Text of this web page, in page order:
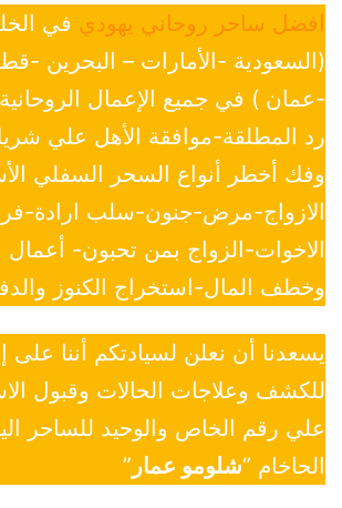
افضل ساحر روحاني يهودي في
(السعودية -الأمارات – البحرين -
-عمان ) في جميع الإعمال
رد المطلقة-موافقة الأهل علي
وفك أخطر أنواع السحر السفلي
الازواج-مرض-جنون-سلب ارادة-
الاخوات-الزواج بمن تحبون- أعمال
وخطف المال-استخراج الكنوز
يسعدنا أن نعلن لسيادتكم أننا على
للكشف وعلاجات الحالات وقبول
علي رقم الخاص والوحيد للساحر
الحاخام “شلومو عمار ”